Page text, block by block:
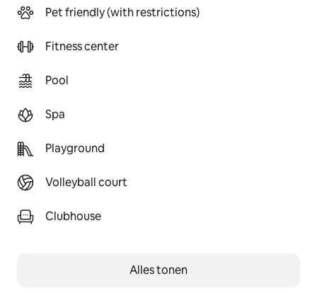
Pet friendly (with restrictions)
Fitness center
Pool
Spa
Playground
Volleyball court
Clubhouse
Alles tonen